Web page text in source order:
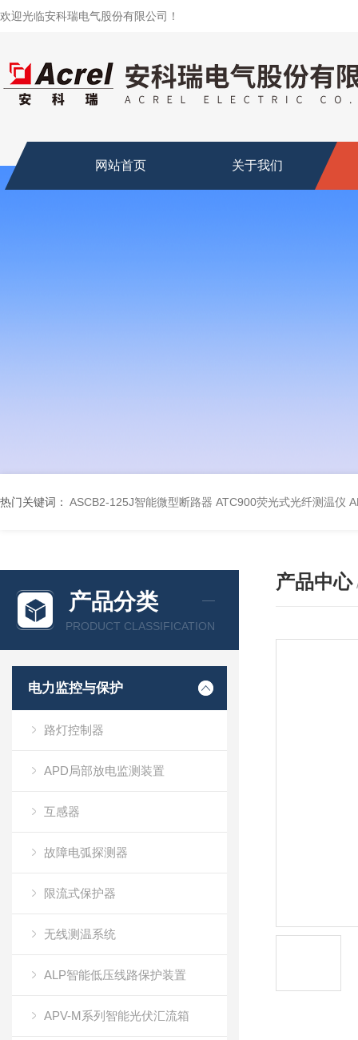
欢迎光临安科瑞电气股份有限公司！
网站首页 关于我们
热门关键词： ASCB2-125J智能微型断路器 ATC900荧光式光纤测温仪
产品分类
PRODUCT CLASSIFICATION
电力监控与保护
路灯控制器
APD局部放电监测装置
互感器
故障电弧探测器
限流式保护器
无线测温系统
ALP智能低压线路保护装置
APV-M系列智能光伏汇流箱
产品中心